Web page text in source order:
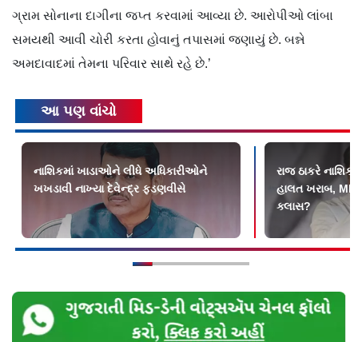
ગ્રામ સોનાના દાગીના જપ્ત કરવામાં આવ્યા છે. આરોપીઓ લાંબા
સમયથી આવી ચોરી કરતા હોવાનું તપાસમાં જણાયું છે. બન્ને
અમદાવાદમાં તેમના પરિવાર સાથે રહે છે.’
આ પણ વાંચો
નાશિકમાં ખાડાઓને લીધે અધિકારીઓને
ખખડાવી નાખ્યા દેવેન્દ્ર ફડણવીસે
રાજ ઠાકરે
હાલત ખરાબ,
ક્લાસ?